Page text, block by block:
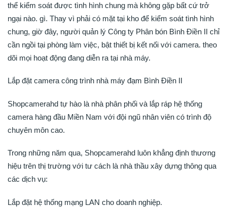
thể kiểm soát được tình hình chung mà không gặp bất cứ trở
ngại nào. gì. Thay vì phải có mặt tại kho để kiểm soát tình hình
chung, giờ đây, người quản lý Công ty Phân bón Bình Điền II chỉ
cần ngồi tại phòng làm việc, bật thiết bị kết nối với camera. theo
dõi mọi hoạt động đang diễn ra tại nhà máy.
Lắp đặt camera công trình nhà máy đạm Bình Điền II
Shopcamerahd tự hào là nhà phân phối và lắp ráp hệ thống
camera hàng đầu Miền Nam với đội ngũ nhân viên có trình độ
chuyên môn cao.
Trong những năm qua, Shopcamerahd luôn khẳng định thương
hiệu trên thị trường với tư cách là nhà thầu xây dựng thông qua
các dịch vụ:
Lắp đặt hệ thống mạng LAN cho doanh nghiệp.